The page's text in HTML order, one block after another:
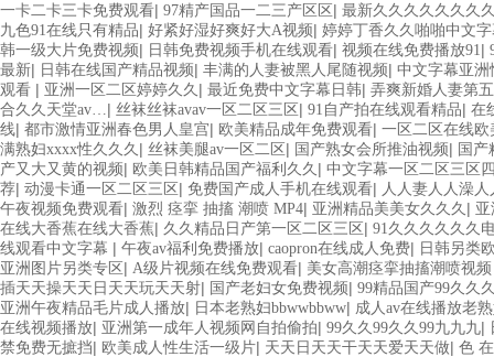
一卡二卡三卡免费观看| 97精产国品一二三产区区 | 最新久久久久久久久
九色91在线只有精品| 好紧好湿好爽好大A视频| 婷婷丁香久久啪啪中文
韩一级大片免费视频| 日韩免费视频手机在线观看| 视频在线免费播放91|
最新| 日韩在线国产精品视频| 丰满的人妻被黑人尾随视频| 中文字幕亚
观看 | 亚洲一区二区婷婷久久 | 最近免费中文字幕日韩| 弄爽新婚人妻第
合久久天堂av…| 丝袜丝袜avav一区二区三区 | 91自产拍在线观看精品| 在
线| 都市激情亚洲春色男人皇宫| 欧美精品成年免费观看| 一区二区在线欧
满熟妇xxxx性久久久 | 丝袜美腿av一区二区 | 国产熟女会所推油视频| 国
产又大又黄的视频| 欧美日韩精品国产福利久久 | 中文字幕一区二区三区
荐| 动漫卡通一区二区三区 | 免费国产成人手机在线观看| 人人妻人人澡人
午夜视频免费观看| 激烈 痉挛 抽搐 潮喷 MP4| 亚洲精品美美女久久久 |
在线大香蕉在线大香蕉| 久久精品日产第一区二区三区 | 91久久久久久久
线观看中文字幕 | 午夜av福利免费播放| caopron在线成人免费| 日韩另类
亚洲图片另类专区 | A级片视频在线免费观看| 美女高潮痉挛抽搐潮喷视
插天天操天天日天天玩天天射| 国产老妇女免费视频| 99精品国产99久久
亚洲午夜精品毛片成人播放| 日本老熟妇bbwwbbww| 成人av在线播放老
在线视频播放| 亚洲第一成年人视频网自拍偷拍| 99久久99久久99九九九|
禁免费无摭挡| 欧美成人性生活一级片| 天天日天天干天天爱天天做| 色